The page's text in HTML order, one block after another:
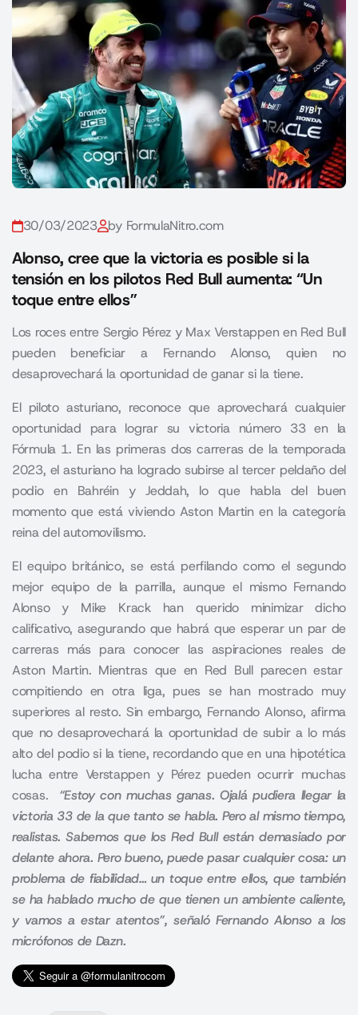
30/03/2023 by FormulaNitro.com
Alonso, cree que la victoria es posible si la
tensión en los pilotos Red Bull aumenta: “Un
toque entre ellos”
Los roces entre Sergio Pérez y Max Verstappen en Red Bull
pueden beneficiar a Fernando Alonso, quien no
desaprovechará la oportunidad de ganar si la tiene.
El piloto asturiano, reconoce que aprovechará cualquier
oportunidad para lograr su victoria número 33 en la
Fórmula 1. En las primeras dos carreras de la temporada
2023, el asturiano ha logrado subirse al tercer peldaño del
podio en Bahréin y Jeddah, lo que habla del buen
momento que está viviendo Aston Martin en la categoría
reina del automovilismo.
El equipo británico, se está perfilando como el segundo
mejor equipo de la parrilla, aunque el mismo Fernando
Alonso y Mike Krack han querido minimizar dicho
calificativo, asegurando que habrá que esperar un par de
carreras más para conocer las aspiraciones reales de
Aston Martin. Mientras que en Red Bull parecen estar
compitiendo en otra liga, pues se han mostrado muy
superiores al resto. Sin embargo, Fernando Alonso, afirma
que no desaprovechará la oportunidad de subir a lo más
alto del podio si la tiene, recordando que en una hipotética
lucha entre Verstappen y Pérez pueden ocurrir muchas
cosas. “Estoy con muchas ganas. Ojalá pudiera llegar la
victoria 33 de la que tanto se habla. Pero al mismo tiempo,
realistas. Sabemos que los Red Bull están demasiado por
delante ahora. Pero bueno, puede pasar cualquier cosa: un
problema de fiabilidad… un toque entre ellos, que también
se ha hablado mucho de que tienen un ambiente caliente,
y vamos a estar atentos”, señaló Fernando Alonso a los
micrófonos de Dazn.